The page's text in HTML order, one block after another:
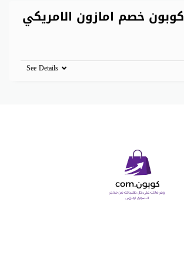
كوبون خصم امازون الامريكي
See Details